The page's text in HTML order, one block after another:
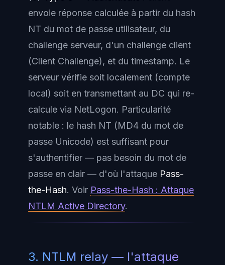
envoie réponse calculée à partir du hash
NT du mot de passe utilisateur, du
challenge serveur, d'un challenge client
(Client Challenge), et du timestamp. Le
serveur vérifie soit localement (compte
local) soit en transmettant au DC qui re-
calcule via NetLogon. Particularité
notable : le hash NT (MD4 du mot de
passe Unicode) est suffisant pour
s'authentifier — pas besoin du mot de
passe en clair — d'où l'attaque Pass-
the-Hash. Voir Pass-the-Hash : Attaque
NTLM Active Directory.
3. NTLM relay — l'attaque